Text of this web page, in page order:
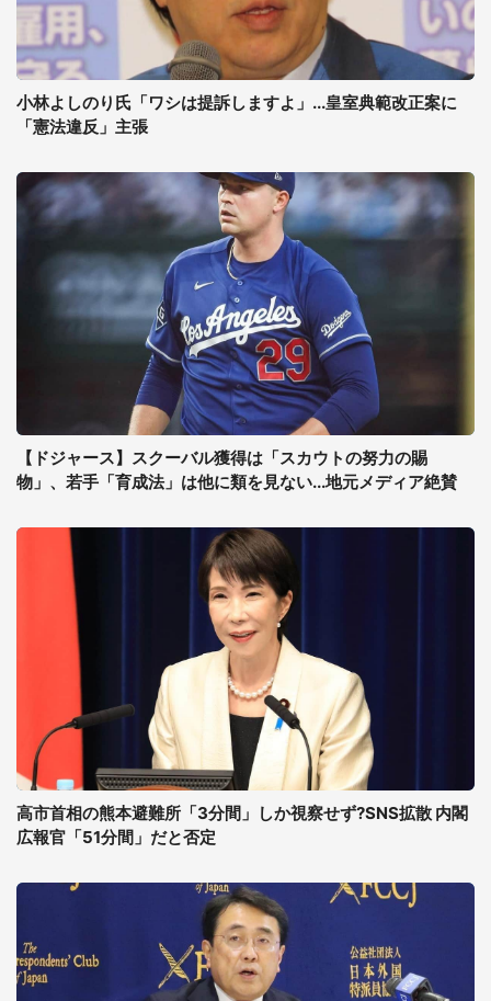
小林よしのり氏「ワシは提訴しますよ」...皇室典範改正案に
「憲法違反」主張
【ドジャース】スクーバル獲得は「スカウトの努力の賜
物」、若手「育成法」は他に類を見ない...地元メディア絶賛
高市首相の熊本避難所「3分間」しか視察せず?SNS拡散 内閣
広報官「51分間」だと否定